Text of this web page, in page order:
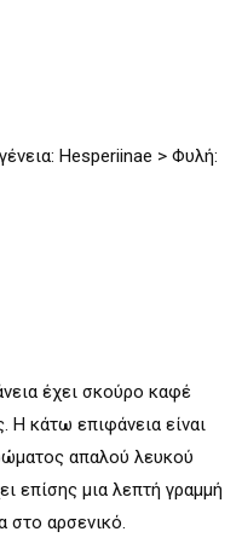
Hesperiinae > Φυλή:
έχει σκούρο καφέ
κάτω επιφάνεια είναι
απαλού λευκού
επίσης μια λεπτή γραμμή
στο αρσενικό.